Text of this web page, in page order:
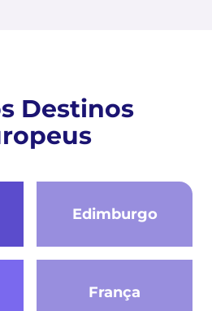
Destinos
Edimburgo
França